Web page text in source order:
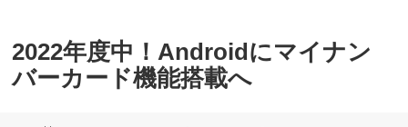
2022年度中！Androidにマイナン
バーカード機能搭載へ